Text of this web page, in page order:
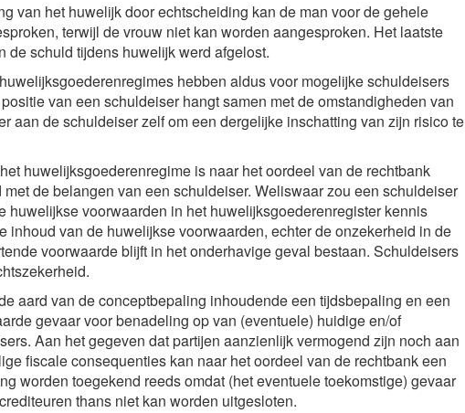
van het huwelijk door echtscheiding kan de man voor de gehele
terwijl de vrouw niet kan worden aangesproken. Het laatste
de schuld tijdens huwelijk werd afgelost.
hebben aldus voor mogelijke schuldeisers
van een schuldeiser hangt samen met de omstandigheden van
aan de schuldeiser zelf om een dergelijke inschatting van zijn risico te
huwelijksgoederenregime is naar het oordeel van de rechtbank
met de belangen van een schuldeiser. Weliswaar zou een schuldeiser
huwelijkse voorwaarden in het huwelijksgoederenregister kennis
inhoud van de huwelijkse voorwaarden, echter de onzekerheid in de
voorwaarde blijft in het onderhavige geval bestaan. Schuldeisers
aard van de conceptbepaling inhoudende een tijdsbepaling en een
gevaar voor benadeling op van (eventuele) huidige en/of
Aan het gegeven dat partijen aanzienlijk vermogend zijn noch aan
fiscale consequenties kan naar het oordeel van de rechtbank een
worden toegekend reeds omdat (het eventuele toekomstige) gevaar
thans niet kan worden uitgesloten.